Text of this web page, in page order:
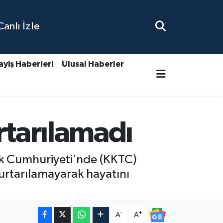
İzle
Haberleri Ulusal Haberler
Cumhuriyeti’nde (KKTC)
hayatını
A- A+